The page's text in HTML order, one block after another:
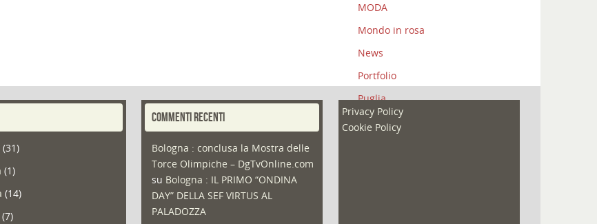
MODA
Mondo in rosa
News
Portfolio
Puglia
Redazioni
(31)
(1)
(14)
(7)
COMMENTI RECENTI
Bologna : conclusa la Mostra delle
Torce Olimpiche – DgTvOnline.com
su Bologna : IL PRIMO “ONDINA
DAY” DELLA SEF VIRTUS AL
PALADOZZA
Privacy Policy
Cookie Policy